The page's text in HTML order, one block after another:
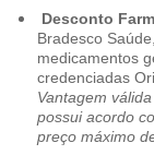
Desconto
Bradesco
medicamentos
credenciadas
Vantagem
possui acordo
preço máximo